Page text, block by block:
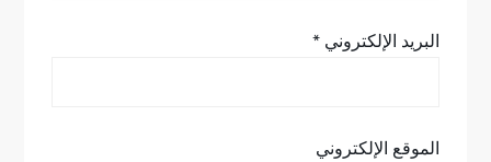
البريد الإلكتروني*
الموقع الإلكتروني